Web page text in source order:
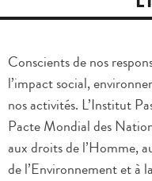
Conscients de nos
l’impact social,
nos activités. L’Institut
Pacte Mondial des
aux droits de l’Homme,
de l’Environnement et à